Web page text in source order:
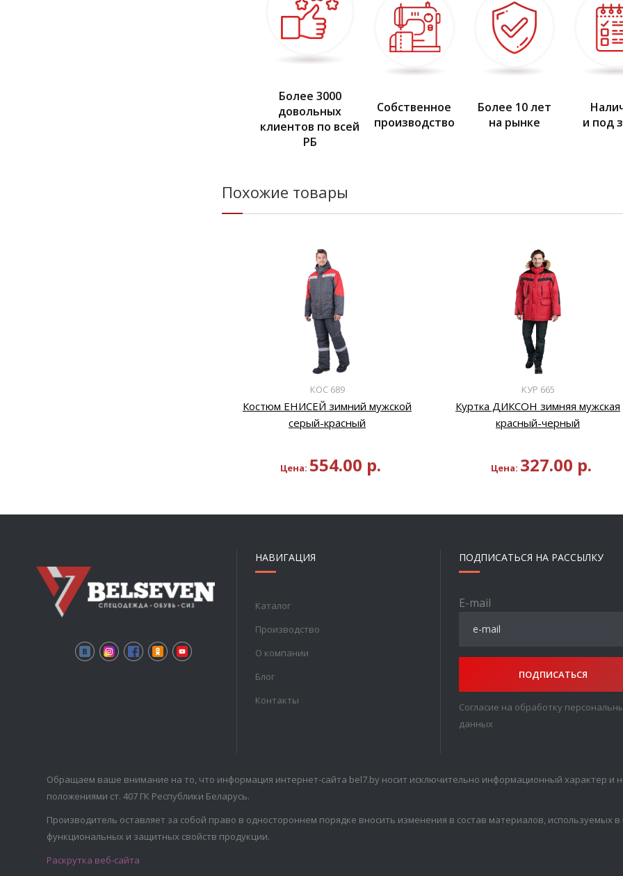
Более 3000
довольных
клиентов по всей
РБ
Собственное
производство
Более 10 лет
на рынке
и под
Похожие товары
КОС 689
Костюм ЕНИСЕЙ зимний мужской
серый-красный
Цена: 554.00 р.
КУР 665
Куртка ДИКСОН зимняя мужская
красный-черный
Цена: 327.00 р.
НАВИГАЦИЯ
Каталог
Производство
О компании
Блог
Контакты
ПОДПИСАТЬСЯ НА РАССЫЛКУ
E-mail
ПОДПИСАТЬСЯ
Согласие на обработку
данных
Обращаем ваше внимание на то, что информация интернет-сайта bel7.by носит исключительно информационный характер и
положениями ст. 407 ГК Республики Беларусь.
Производитель оставляет за собой право в одностороннем порядке вносить изменения в состав материалов, используемых
функциональных и защитных свойств продукции.
Раскрутка веб-сайта